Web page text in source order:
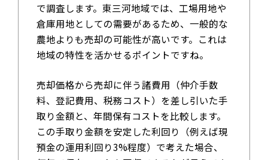
で調査します。東三河地域では、工場用地や
倉庫用地としての需要があるため、一般的な
農地よりも売却の可能性が高いです。これは
地域の特性を活かせるポイントですね。
売却価格から売却に伴う諸費用（仲介手数
料、登記費用、税務コスト）を差し引いた手
取り金額と、年間保有コストを比較します。
この手取り金額を安定した利回り（例えば現
預金の運用利回り3%程度）で考えた場合、